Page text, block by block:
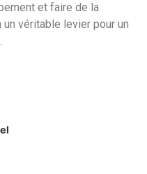
et faire de la
véritable levier pour un